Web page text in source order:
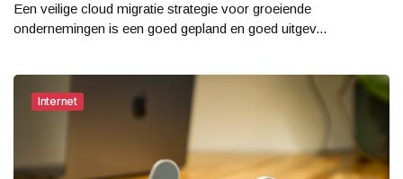
Een veilige cloud migratie strategie voor groeiende
ondernemingen is een goed gepland en goed uitgev...
Internet